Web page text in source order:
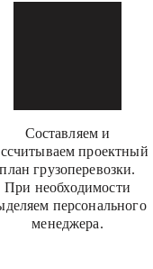
Составляем и
проектный
план грузоперевозки.
При необходимости
персонального
менеджера.